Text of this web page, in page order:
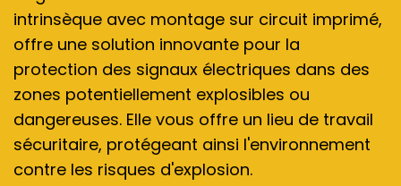
intrinsèque avec montage sur circuit imprimé,
offre une solution innovante pour la
protection des signaux électriques dans des
zones potentiellement explosibles ou
dangereuses. Elle vous offre un lieu de travail
sécuritaire, protégeant ainsi l'environnement
contre les risques d'explosion.